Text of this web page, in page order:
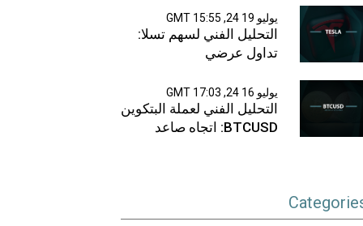
يوليو 19 24, 15:55 GMT
التحليل الفني لسهم تسلا:
تداول عرضي
يوليو 16 24, 17:03 GMT
التحليل الفني لعملة البتكوين
BTCUSD: اتجاه صاعد